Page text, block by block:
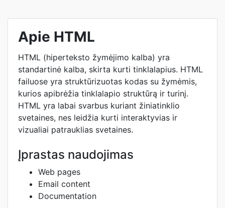
Apie HTML
HTML (hiperteksto žymėjimo kalba) yra
standartinė kalba, skirta kurti tinklalapius. HTML
failuose yra struktūrizuotas kodas su žymėmis,
kurios apibrėžia tinklalapio struktūrą ir turinį.
HTML yra labai svarbus kuriant žiniatinklio
svetaines, nes leidžia kurti interaktyvias ir
vizualiai patrauklias svetaines.
Įprastas naudojimas
Web pages
Email content
Documentation